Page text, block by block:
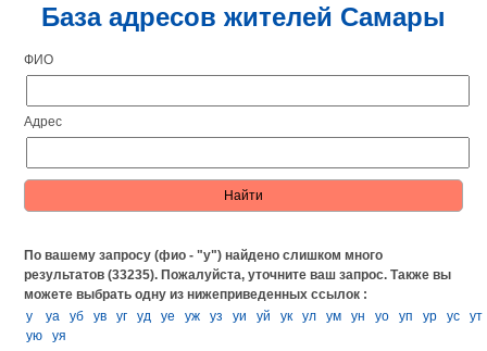
База адресов жителей Самары
ФИО
Адрес
По вашему запросу (фио - "у") найдено слишком много
результатов (33235). Пожалуйста, уточните ваш запрос.Также вы
можете выбрать одну из нижеприведенных ссылок :
у
уа уб ув уг уд уе уж уз уи уй ук ул ум ун уо уп ур ус
ут
ую
уя